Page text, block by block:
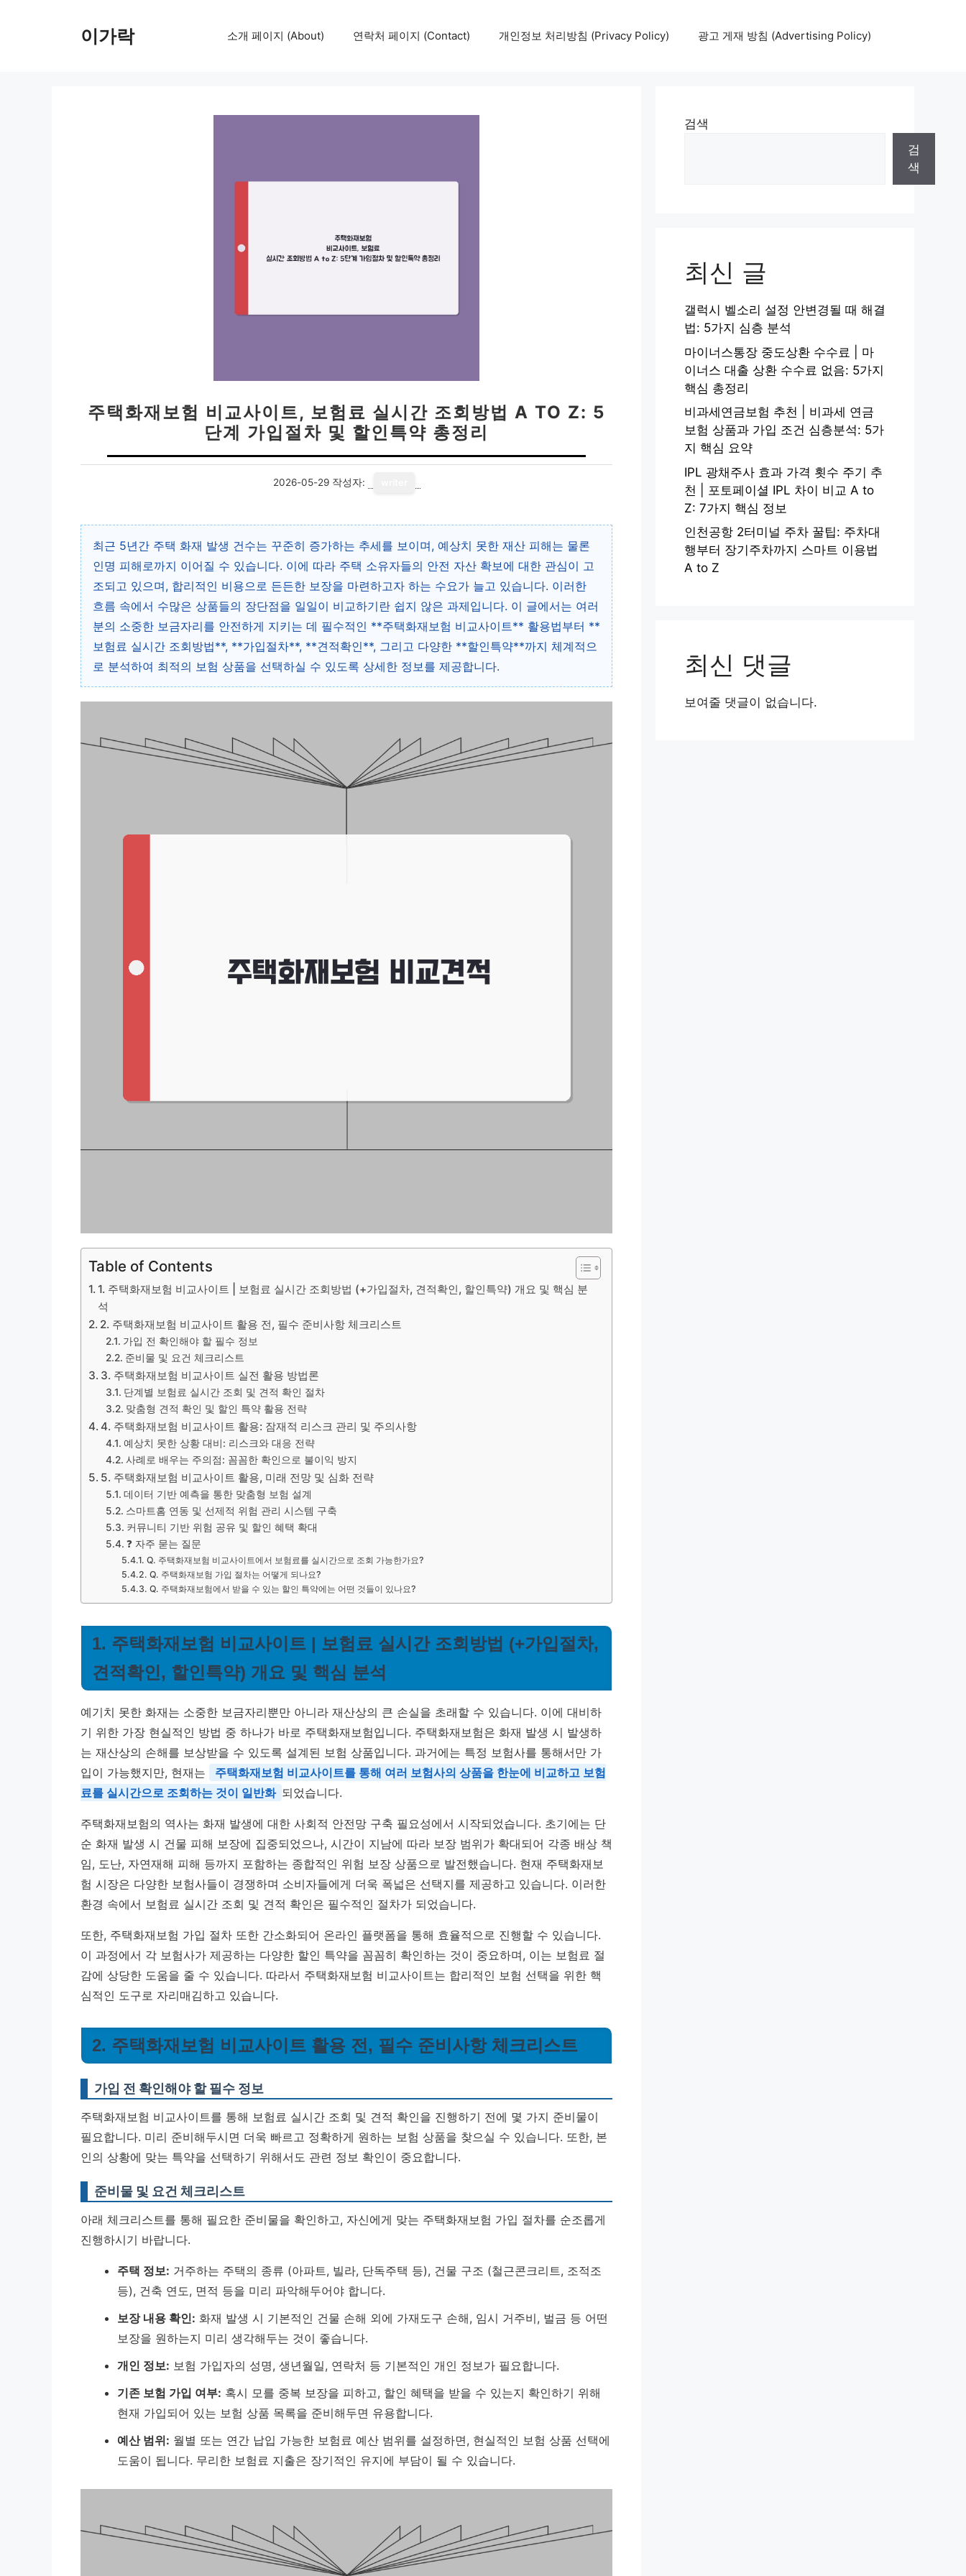
이가락 소개 페이지 (About) 연락처 페이지 (Contact) 개인정보 처리방침 (Privacy Policy) 광고 게재 방침 (Advertising Policy)
주택화재보험 비교사이트, 보험료 실시간 조회방법 A TO Z: 5
단계 가입절차 및 할인특약 총정리
2026-05-29 작성자:
최근 5년간 주택 화재 발생 건수는 꾸준히 증가하는 추세를 보이며, 예상치 못한 재산 피해는 물론
인명 피해로까지 이어질 수 있습니다. 이에 따라 주택 소유자들의 안전 자산 확보에 대한 관심이 고
조되고 있으며, 합리적인 비용으로 든든한 보장을 마련하고자 하는 수요가 늘고 있습니다. 이러한
흐름 속에서 수많은 상품들의 장단점을 일일이 비교하기란 쉽지 않은 과제입니다. 이 글에서는 여러
분의 소중한 보금자리를 안전하게 지키는 데 필수적인 **주택화재보험 비교사이트** 활용법부터 **
보험료 실시간 조회방법**, **가입절차**, **견적확인**, 그리고 다양한 **할인특약**까지 체계적으
로 분석하여 최적의 보험 상품을 선택하실 수 있도록 상세한 정보를 제공합니다.
Table of Contents
1. 주택화재보험 비교사이트 | 보험료 실시간 조회방법 (+가입절차, 견적확인, 할인특약) 개요 및 핵심 분
석
2. 주택화재보험 비교사이트 활용 전, 필수 준비사항 체크리스트
가입 전 확인해야 할 필수 정보
준비물 및 요건 체크리스트
3. 주택화재보험 비교사이트 실전 활용 방법론
단계별 보험료 실시간 조회 및 견적 확인 절차
맞춤형 견적 확인 및 할인 특약 활용 전략
4. 주택화재보험 비교사이트 활용: 잠재적 리스크 관리 및 주의사항
예상치 못한 상황 대비: 리스크와 대응 전략
사례로 배우는 주의점: 꼼꼼한 확인으로 불이익 방지
5. 주택화재보험 비교사이트 활용, 미래 전망 및 심화 전략
데이터 기반 예측을 통한 맞춤형 보험 설계
스마트홈 연동 및 선제적 위험 관리 시스템 구축
커뮤니티 기반 위험 공유 및 할인 혜택 확대
❓ 자주 묻는 질문
Q. 주택화재보험 비교사이트에서 보험료를 실시간으로 조회 가능한가요?
Q. 주택화재보험 가입 절차는 어떻게 되나요?
Q. 주택화재보험에서 받을 수 있는 할인 특약에는 어떤 것들이 있나요?
1. 주택화재보험 비교사이트 | 보험료 실시간 조회방법 (+가입절차,
견적확인, 할인특약) 개요 및 핵심 분석
예기치 못한 화재는 소중한 보금자리뿐만 아니라 재산상의 큰 손실을 초래할 수 있습니다. 이에 대비하
기 위한 가장 현실적인 방법 중 하나가 바로 주택화재보험입니다. 주택화재보험은 화재 발생 시 발생하
는 재산상의 손해를 보상받을 수 있도록 설계된 보험 상품입니다. 과거에는 특정 보험사를 통해서만 가
입이 가능했지만, 현재는
주택화재보험 비교사이트를 통해 여러 보험사의 상품을 한눈에 비교하고 보험
료를 실시간으로 조회하는 것이 일반화 되었습니다.
주택화재보험의 역사는 화재 발생에 대한 사회적 안전망 구축 필요성에서 시작되었습니다. 초기에는 단
순 화재 발생 시 건물 피해 보장에 집중되었으나, 시간이 지남에 따라 보장 범위가 확대되어 각종 배상 책
임, 도난, 자연재해 피해 등까지 포함하는 종합적인 위험 보장 상품으로 발전했습니다. 현재 주택화재보
험 시장은 다양한 보험사들이 경쟁하며 소비자들에게 더욱 폭넓은 선택지를 제공하고 있습니다. 이러한
환경 속에서 보험료 실시간 조회 및 견적 확인은 필수적인 절차가 되었습니다.
또한, 주택화재보험 가입 절차 또한 간소화되어 온라인 플랫폼을 통해 효율적으로 진행할 수 있습니다.
이 과정에서 각 보험사가 제공하는 다양한 할인 특약을 꼼꼼히 확인하는 것이 중요하며, 이는 보험료 절
감에 상당한 도움을 줄 수 있습니다. 따라서 주택화재보험 비교사이트는 합리적인 보험 선택을 위한 핵
심적인 도구로 자리매김하고 있습니다.
2. 주택화재보험 비교사이트 활용 전, 필수 준비사항 체크리스트
가입 전 확인해야 할 필수 정보
주택화재보험 비교사이트를 통해 보험료 실시간 조회 및 견적 확인을 진행하기 전에 몇 가지 준비물이
필요합니다. 미리 준비해두시면 더욱 빠르고 정확하게 원하는 보험 상품을 찾으실 수 있습니다. 또한, 본
인의 상황에 맞는 특약을 선택하기 위해서도 관련 정보 확인이 중요합니다.
준비물 및 요건 체크리스트
아래 체크리스트를 통해 필요한 준비물을 확인하고, 자신에게 맞는 주택화재보험 가입 절차를 순조롭게
진행하시기 바랍니다.
주택 정보: 거주하는 주택의 종류 (아파트, 빌라, 단독주택 등), 건물 구조 (철근콘크리트, 조적조
등), 건축 연도, 면적 등을 미리 파악해두어야 합니다.
보장 내용 확인: 화재 발생 시 기본적인 건물 손해 외에 가재도구 손해, 임시 거주비, 벌금 등 어떤
보장을 원하는지 미리 생각해두는 것이 좋습니다.
개인 정보: 보험 가입자의 성명, 생년월일, 연락처 등 기본적인 개인 정보가 필요합니다.
기존 보험 가입 여부: 혹시 모를 중복 보장을 피하고, 할인 혜택을 받을 수 있는지 확인하기 위해
현재 가입되어 있는 보험 상품 목록을 준비해두면 유용합니다.
예산 범위: 월별 또는 연간 납입 가능한 보험료 예산 범위를 설정하면, 현실적인 보험 상품 선택에
도움이 됩니다. 무리한 보험료 지출은 장기적인 유지에 부담이 될 수 있습니다.
검색
검
색
최신 글
갤럭시 벨소리 설정 안변경될 때 해결
법: 5가지 심층 분석
마이너스통장 중도상환 수수료 | 마
이너스 대출 상환 수수료 없음: 5가지
핵심 총정리
비과세연금보험 추천 | 비과세 연금
보험 상품과 가입 조건 심층분석: 5가
지 핵심 요약
IPL 광채주사 효과 가격 횟수 주기 추
천 | 포토페이셜 IPL 차이 비교 A to
Z: 7가지 핵심 정보
인천공항 2터미널 주차 꿀팁: 주차대
행부터 장기주차까지 스마트 이용법
A to Z
최신 댓글
보여줄 댓글이 없습니다.